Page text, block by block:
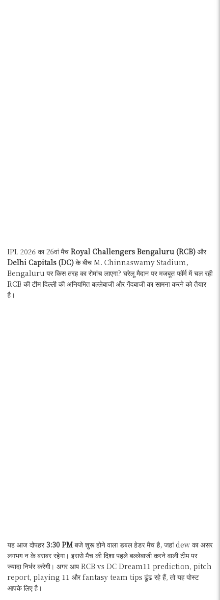
IPL 2026 का 26वां मैच Royal Challengers Bengaluru (RCB) और
Delhi Capitals (DC) के बीच M. Chinnaswamy Stadium,
Bengaluru पर किस तरह का रोमांच लाएगा? घरेलू मैदान पर मजबूत फॉर्म में चल रही
RCB की टीम दिल्ली की अनियमित बल्लेबाजी और गेंदबाजी का सामना करने को तैयार
है।
यह आज दोपहर 3:30 PM बजे शुरू होने वाला डबल हेडर मैच है, जहां dew का असर
लगभग न के बराबर रहेगा। इससे मैच की दिशा पहले बल्लेबाजी करने वाली टीम पर
ज्यादा निर्भर करेगी। अगर आप RCB vs DC Dream11 prediction, pitch
report, playing 11 और fantasy team tips ढूंढ रहे हैं, तो यह पोस्ट
आपके लिए है।